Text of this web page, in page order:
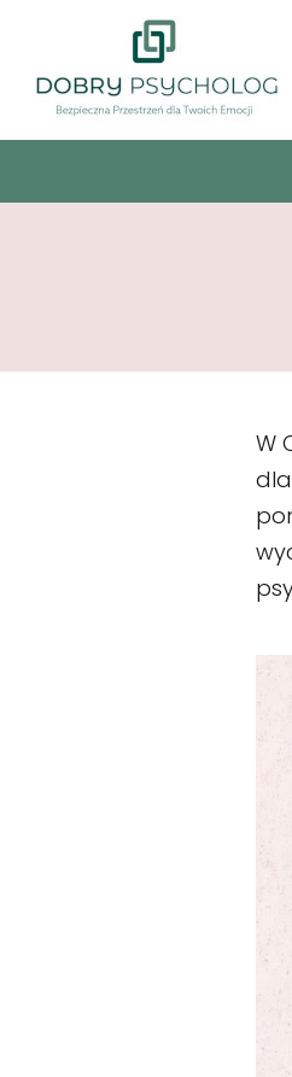
zawartości
W